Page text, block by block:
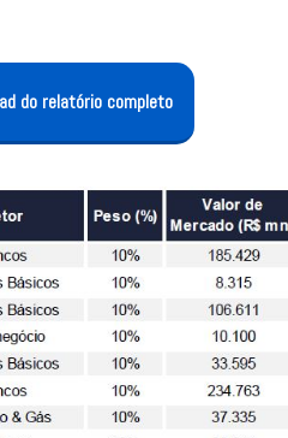
do relatório completo